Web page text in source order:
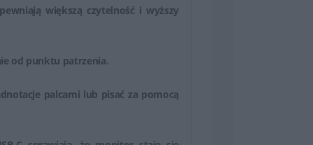
większą czytelność i wyższy
od punktu patrzenia.
palcami lub pisać za pomocą